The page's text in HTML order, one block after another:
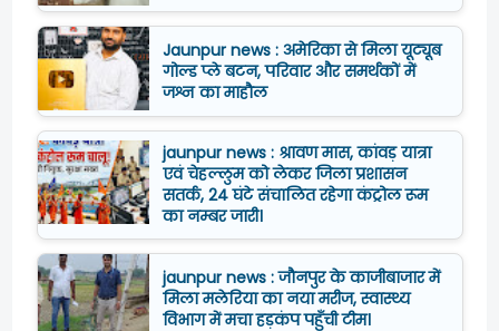
Jaunpur news : अमेरिका से मिला यूट्यूब
गोल्ड प्ले बटन, परिवार और समर्थकों में
जश्न का माहौल
jaunpur news : श्रावण मास, कांवड़ यात्रा
एवं चेहल्लुम को लेकर जिला प्रशासन
सतर्क, 24 घंटे संचालित रहेगा कंट्रोल रूम
का नम्बर जारी।
jaunpur news : जौनपुर के काजीबाजार में
मिला मलेरिया का नया मरीज, स्वास्थ्य
विभाग में मचा हड़कंप पहुँची टीम।